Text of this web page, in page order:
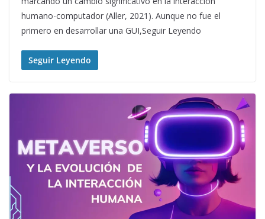
humano-computador (Aller, 2021). Aunque no fue el
primero en desarrollar una GUI,Seguir Leyendo
Seguir Leyendo